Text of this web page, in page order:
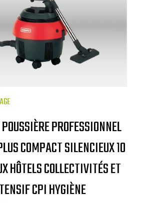
PROFESSIONNEL
COMPACT SILENCIEUX 10
HÔTELS COLLECTIVITÉS ET
CPI HYGIÈNE